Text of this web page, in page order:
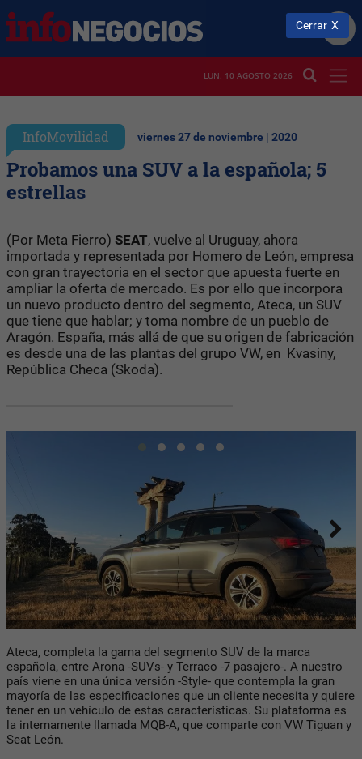
LUN. 10 AGOSTO 2026
InfoMovilidad viernes 27 de noviembre | 2020
Probamos una SUV a la española; 5
estrellas
(Por Meta Fierro) SEAT, vuelve al Uruguay, ahora
importada y representada por Homero de León, empresa
con gran trayectoria en el sector que apuesta fuerte en
ampliar la oferta de mercado. Es por ello que incorpora
un nuevo producto dentro del segmento, Ateca, un SUV
que tiene que hablar; y toma nombre de un pueblo de
Aragón. España, más allá de que su origen de fabricación
es desde una de las plantas del grupo VW, en Kvasiny,
República Checa (Skoda).
Ateca, completa la gama del segmento SUV de la marca
española, entre Arona -SUVs- y Terraco -7 pasajero-. A nuestro
país viene en una única versión -Style- que contempla la gran
mayoría de las especificaciones que un cliente necesita y quiere
tener en un vehículo de estas características. Su plataforma es
la internamente llamada MQB-A, que comparte con VW Tiguan y
Seat León.
Cerrar